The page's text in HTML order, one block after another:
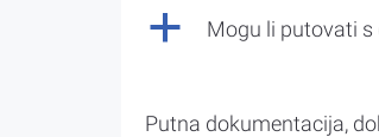
a Mogu li putovati s
Putna dokumentacija,